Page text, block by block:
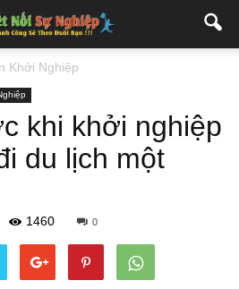
Khởi Nghiệp
khi khởi nghiệp
du lịch một
1460 0